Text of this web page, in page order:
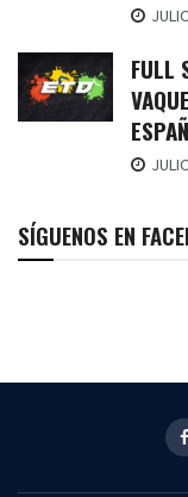
FULL
SÍGUENOS EN